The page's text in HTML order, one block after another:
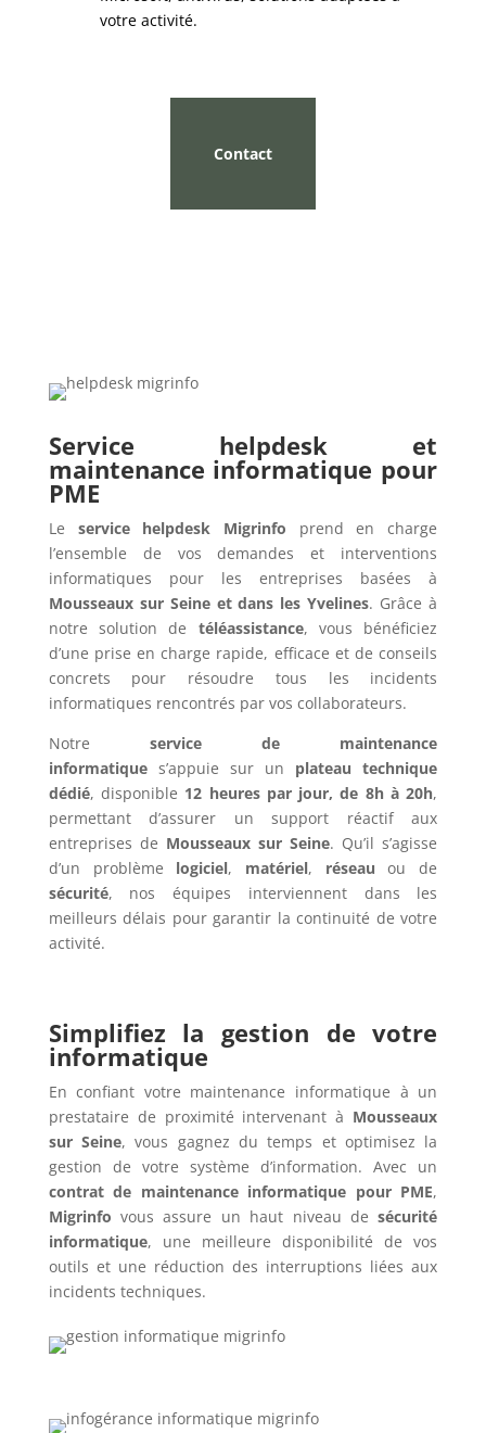
votre activité.
Contact
Service helpdesk et
maintenance informatique pour
PME
Le service helpdesk Migrinfo prend en charge
l’ensemble de vos demandes et interventions
informatiques pour les entreprises basées à
Mousseaux sur Seine et dans les Yvelines. Grâce à
notre solution de téléassistance, vous bénéficiez
d’une prise en charge rapide, efficace et de conseils
concrets pour résoudre tous les incidents
informatiques rencontrés par vos collaborateurs.
Notre service de maintenance
informatiques’appuie sur un plateau technique
dédié, disponible 12 heures par jour, de 8h à 20h,
permettant d’assurer un support réactif aux
entreprises de Mousseaux sur Seine. Qu’il s’agisse
d’un problème logiciel, matériel, réseau ou de
sécurité, nos équipes interviennent dans les
meilleurs délais pour garantir la continuité de votre
activité.
Simplifiez la gestion de votre
informatique
En confiant votre maintenance informatique à un
prestataire de proximité intervenant à Mousseaux
sur Seine, vous gagnez du temps et optimisez la
gestion de votre système d’information. Avec un
contrat de maintenance informatique pour PME,
Migrinfo vous assure un haut niveau desécurité
informatique, une meilleure disponibilité de vos
outils et une réduction des interruptions liées aux
incidents techniques.